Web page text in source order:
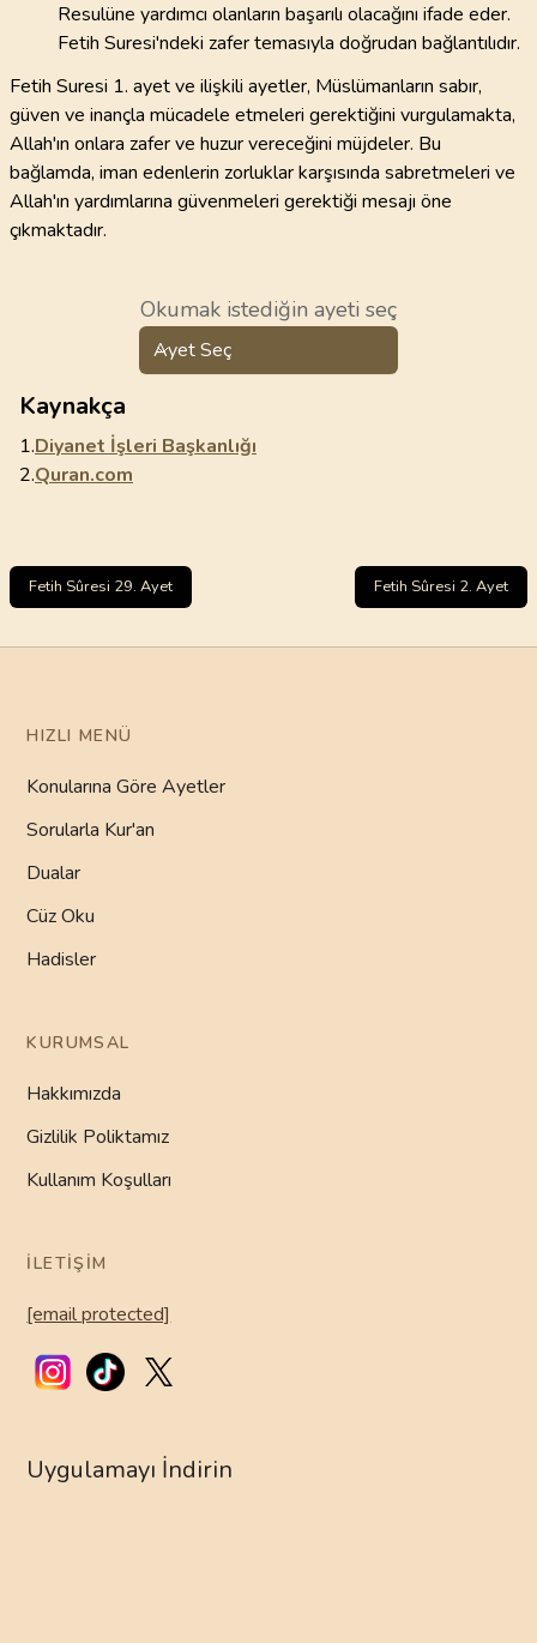
Resulüne yardımcı olanların başarılı olacağını ifade eder.
Fetih Suresi'ndeki zafer temasıyla doğrudan bağlantılıdır.
Fetih Suresi 1. ayet ve ilişkili ayetler, Müslümanların sabır,
güven ve inançla mücadele etmeleri gerektiğini vurgulamakta,
Allah'ın onlara zafer ve huzur vereceğini müjdeler. Bu
bağlamda, iman edenlerin zorluklar karşısında sabretmeleri ve
Allah'ın yardımlarına güvenmeleri gerektiği mesajı öne
çıkmaktadır.
Okumak istediğin ayeti seç
Ayet Seç
Kaynakça
1.Diyanet İşleri Başkanlığı
2.Quran.com
Fetih Sûresi 29. Ayet Fetih Sûresi 2. Ayet
HIZLI MENÜ
Konularına Göre Ayetler
Sorularla Kur'an
Dualar
Cüz Oku
Hadisler
KURUMSAL
Hakkımızda
Gizlilik Poliktamız
Kullanım Koşulları
İLETIŞIM
[email protected]
Uygulamayı İndirin